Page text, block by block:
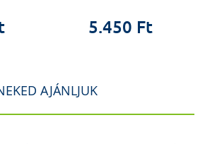
5.450 Ft
AJÁNLJUK